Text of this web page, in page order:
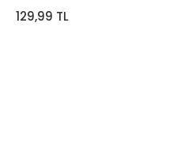
129,99 TL